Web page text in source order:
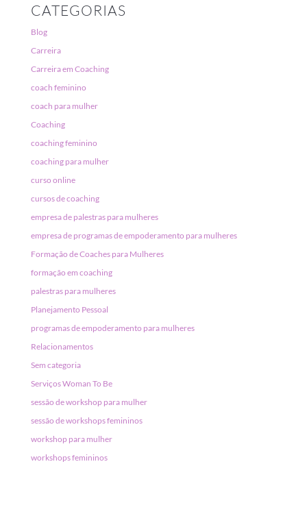
CATEGORIAS
Blog
Carreira
Carreira em Coaching
coach feminino
coach para mulher
Coaching
coaching feminino
coaching para mulher
curso online
cursos de coaching
empresa de palestras para mulheres
empresa de programas de empoderamento para mulheres
Formação de Coaches para Mulheres
formação em coaching
palestras para mulheres
Planejamento Pessoal
programas de empoderamento para mulheres
Relacionamentos
Sem categoria
Serviços Woman To Be
sessão de workshop para mulher
sessão de workshops femininos
workshop para mulher
workshops femininos